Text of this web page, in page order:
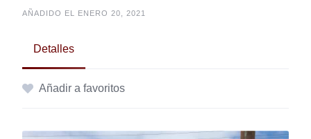
AÑADIDO EL ENERO 20, 2021
Detalles
Añadir a favoritos